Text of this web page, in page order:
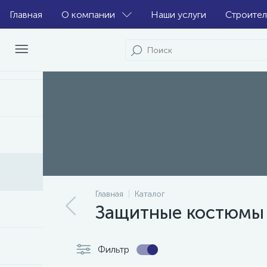
Главная О компании Наши услуги
Главная Каталог
Защитные костюмы
Фильтр